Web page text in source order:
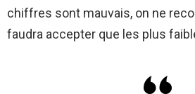
chiffres sont mauvais, on ne
faudra accepter que les plus